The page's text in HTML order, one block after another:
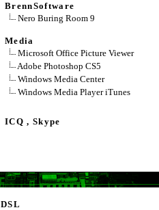
BrennSoftware
Nero Buring Room 9
Media
Microsoft Office Picture Viewer
Adobe Photoshop CS5
Windows Media Center
Windows Media Player iTunes
ICQ , Skype
DSL